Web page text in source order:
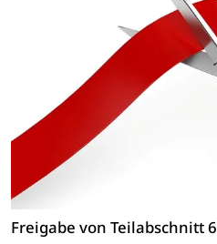
Freigabe von Teilabschnitt 6